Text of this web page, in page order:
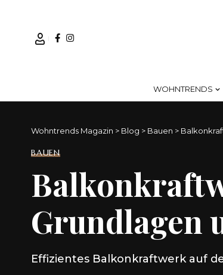
WOHNTRENDS
Wohntrends Magazin > Blog > Bauen >
BAUEN
Grundlagen
Effizientes Balkonkraftwerk auf